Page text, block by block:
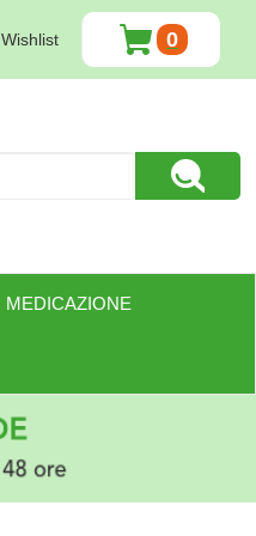
Wishlist 0
ARTICOLI
INSERITI
Cerca
MEDICAZIONE